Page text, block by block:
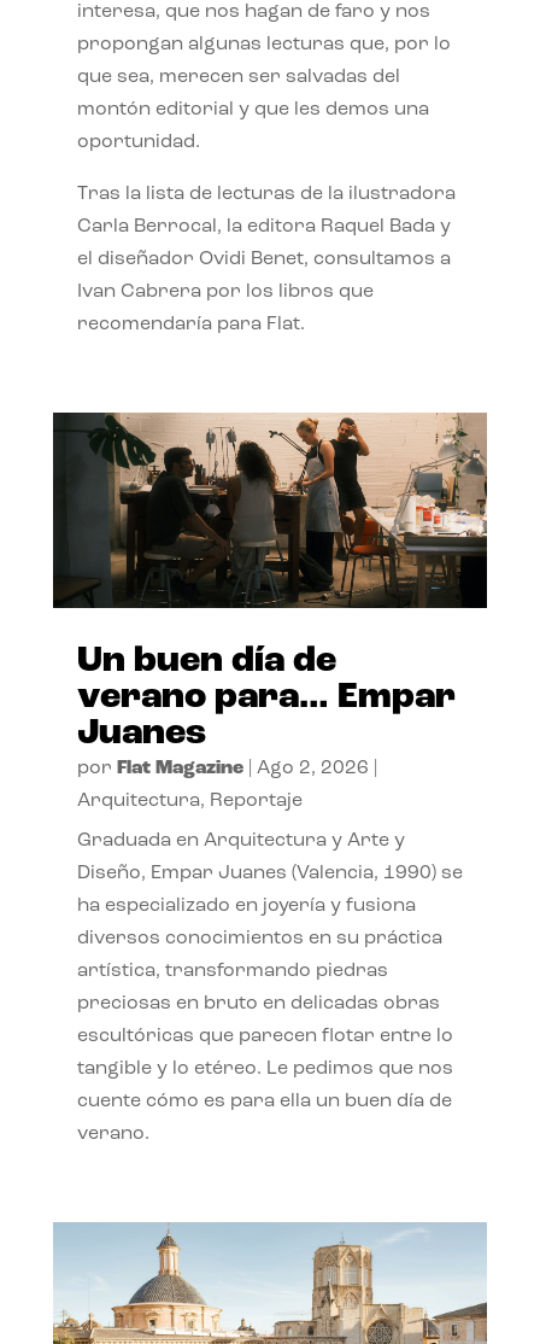
interesa, que nos hagan de faro y nos
propongan algunas lecturas que, por lo
que sea, merecen ser salvadas del
montón editorial y que les demos una
oportunidad.
Tras la lista de lecturas de la ilustradora
Carla Berrocal, la editora Raquel Bada y
el diseñador Ovidi Benet, consultamos a
Ivan Cabrera por los libros que
recomendaría para Flat.
Un buen día de
verano para… Empar
Juanes
por Flat Magazine| Ago 2, 2026
Arquitectura, Reportaje
Graduada en Arquitectura y Arte y
Diseño, Empar Juanes (Valencia, 1990) se
ha especializado en joyería y fusiona
diversos conocimientos en su práctica
artística, transformando piedras
preciosas en bruto en delicadas obras
escultóricas que parecen flotar entre lo
tangible y lo etéreo. Le pedimos que nos
cuente cómo es para ella un buen día de
verano.